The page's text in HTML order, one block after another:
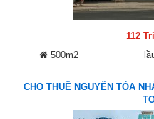
112
500m2
CHO THUÊ NGUYÊN TÒA